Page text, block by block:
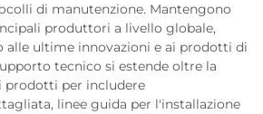
di manutenzione. Mantengono
produttori a livello globale,
alle ultime innovazioni e ai prodotti di
tecnico si estende oltre la
prodotti per includere
linee guida per l'installazione